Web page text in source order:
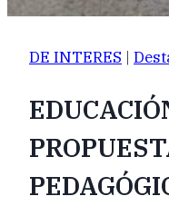
DE INTERES |